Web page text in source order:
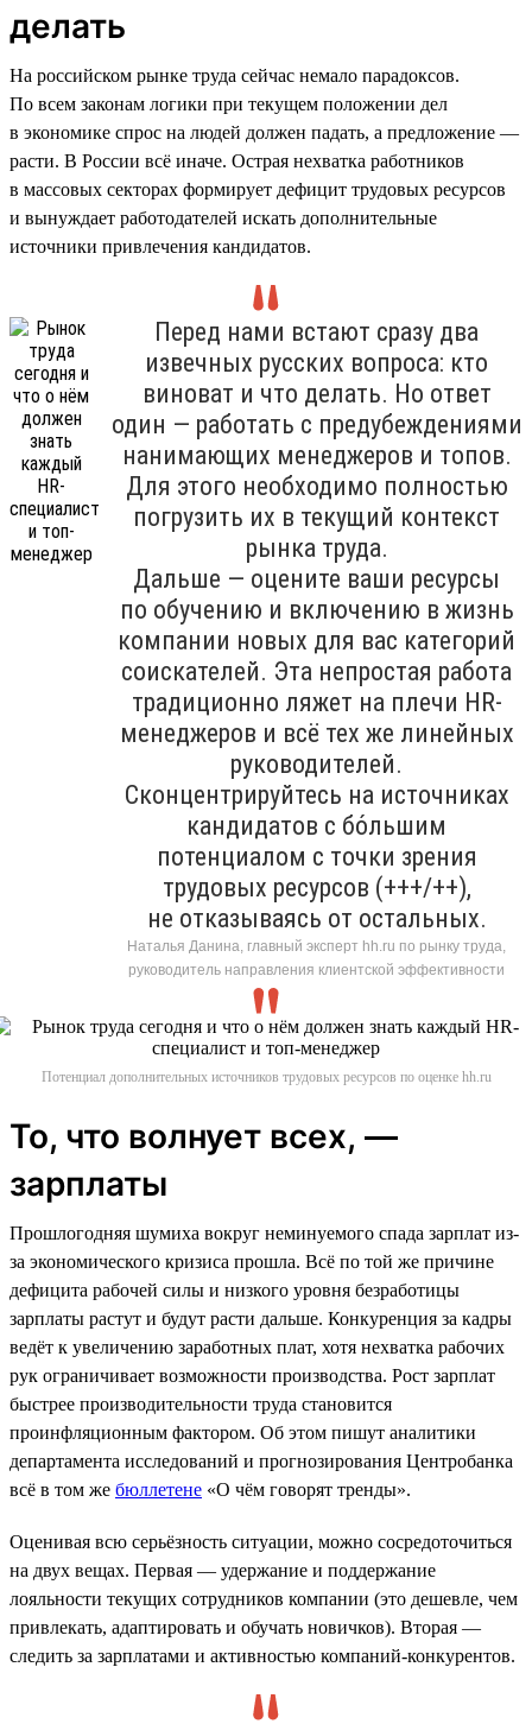
делать
На российском рынке труда сейчас немало парадоксов.
По всем законам логики при текущем положении дел
в экономике спрос на людей должен падать, а предложение —
расти. В России всё иначе. Острая нехватка работников
в массовых секторах формирует дефицит трудовых ресурсов
и вынуждает работодателей искать дополнительные
источники привлечения кандидатов.
Перед нами встают сразу два
извечных русских вопроса: кто
виноват и что делать. Но ответ
один — работать с предубеждениями
нанимающих менеджеров и топов.
Для этого необходимо полностью
погрузить их в текущий контекст
рынка труда.
Дальше — оцените ваши ресурсы
по обучению и включению в жизнь
компании новых для вас категорий
соискателей. Эта непростая работа
традиционно ляжет на плечи HR-
менеджеров и всё тех же линейных
руководителей.
Сконцентрируйтесь на источниках
кандидатов с бо́льшим
потенциалом с точки зрения
трудовых ресурсов (+++/++),
не отказываясь от остальных.
Наталья Данина, главный эксперт hh.ru по рынку труда,
руководитель направления клиентской эффективности
Потенциал дополнительных источников трудовых ресурсов по оценке hh.ru
То, что волнует всех, —
зарплаты
Прошлогодняя шумиха вокруг неминуемого спада зарплат из-
за экономического кризиса прошла. Всё по той же причине
дефицита рабочей силы и низкого уровня безработицы
зарплаты растут и будут расти дальше. Конкуренция за кадры
ведёт к увеличению заработных плат, хотя нехватка рабочих
рук ограничивает возможности производства. Рост зарплат
быстрее производительности труда становится
проинфляционным фактором. Об этом пишут аналитики
департамента исследований и прогнозирования Центробанка
всё в том же бюллетене «О чём говорят тренды».
Оценивая всю серьёзность ситуации, можно сосредоточиться
на двух вещах. Первая — удержание и поддержание
лояльности текущих сотрудников компании (это дешевле, чем
привлекать, адаптировать и обучать новичков). Вторая —
следить за зарплатами и активностью компаний-конкурентов.